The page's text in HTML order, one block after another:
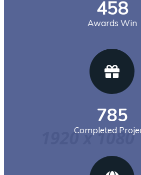
458
Awards Win
785
Completed